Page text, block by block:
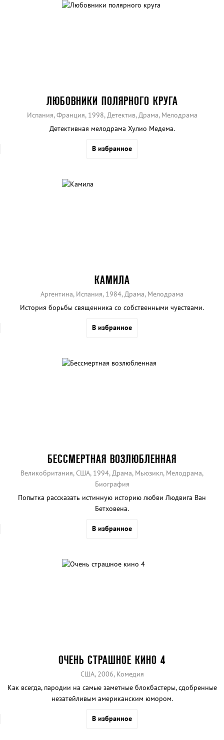
ЛЮБОВНИКИ ПОЛЯРНОГО КРУГА
Испания, Франция, 1998, Детектив, Драма, Мелодрама
Детективная мелодрама Хулио Медема.
В избранное
КАМИЛА
Аргентина, Испания, 1984, Драма, Мелодрама
История борьбы священника со собственными чувствами.
В избранное
БЕССМЕРТНАЯ ВОЗЛЮБЛЕННАЯ
Великобритания, США, 1994, Драма, Мьюзикл, Мелодрама,
Биография
Попытка рассказать истинную историю любви Людвига Ван
Бетховена.
В избранное
ОЧЕНЬ СТРАШНОЕ КИНО 4
США, 2006, Комедия
Как всегда, пародии на самые заметные блокбастеры, сдобренные
незатейливым американским юмором.
В избранное